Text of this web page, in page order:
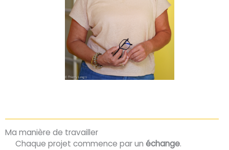
Ma manière de travailler
Chaque projet commence par un échange.